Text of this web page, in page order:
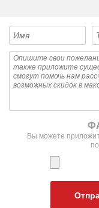
Вы можете